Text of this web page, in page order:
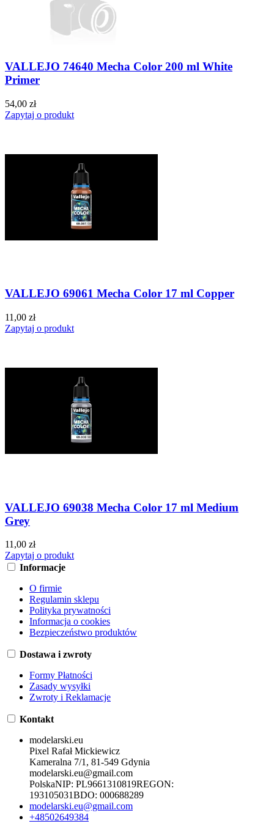
VALLEJO 74640 Mecha Color 200 ml White
Primer
54,00 zł
Zapytaj o produkt
VALLEJO 69061 Mecha Color 17 ml Copper
11,00 zł
Zapytaj o produkt
VALLEJO 69038 Mecha Color 17 ml Medium
Grey
11,00 zł
Zapytaj o produkt
Informacje
O firmie
Regulamin sklepu
Polityka prywatności
Informacja o cookies
Bezpieczeństwo produktów
Dostawa i zwroty
Formy Płatności
Zasady wysyłki
Zwroty i Reklamacje
Kontakt
modelarski.eu
Pixel Rafał Mickiewicz
Kameralna 7/1, 81-549 Gdynia
modelarski.eu@gmail.com
PolskaNIP: PL9661310819REGON:
193105031BDO: 000688289
modelarski.eu@gmail.com
+48502649384